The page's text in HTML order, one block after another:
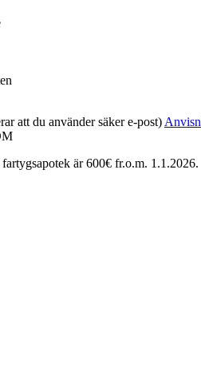
att du använder säker e-post)
är 600€ fr.o.m. 1.1.2026.